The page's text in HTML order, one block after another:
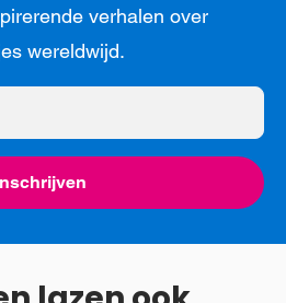
verhalen over
wereldwijd.